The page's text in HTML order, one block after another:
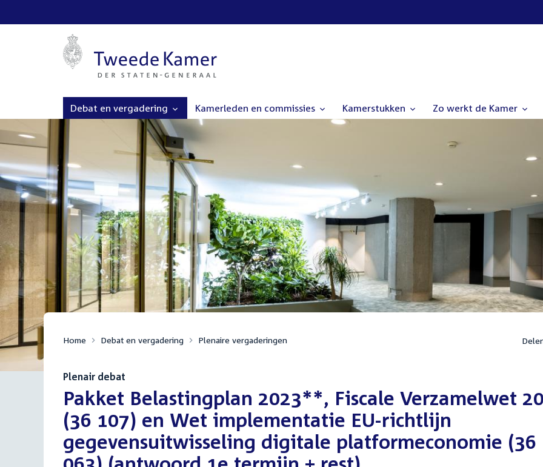
Debat en vergadering Kamerleden en commissies Kamerstukken Zo werkt de Kamer
Home Debat en vergadering Plenaire vergaderingen
Plenair debat
:Pakket Belastingplan 2023**, Fiscale Verzamelwet
(36 107) en Wet implementatie EU-richtlijn
gegevensuitwisseling digitale platformeconomie (36